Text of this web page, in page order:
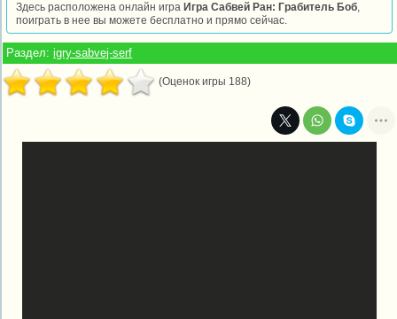
Здесь расположена онлайн игра Игра Сабвей Ран: Грабитель Боб,
поиграть в нее вы можете бесплатно и прямо сейчас.
Раздел:igry-sabvej-serf
(Оценок игры 188)